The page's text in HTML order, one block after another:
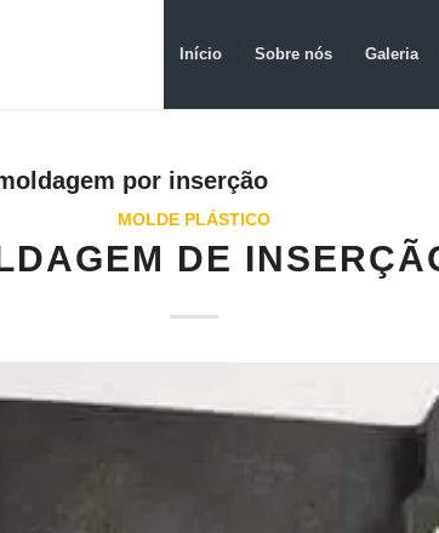
Início Sobre nós Galeria
por inserção
MOLDE PLÁSTICO
DE